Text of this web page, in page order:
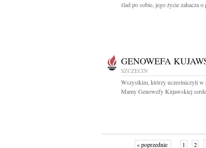
ślad po sobie, jego życie zahacza o
GENOWEFA
SZCZECIN
Wszystkim, którzy uczestniczyli w
Mamy Genowefy Kujawskiej
« poprzednie 1 2